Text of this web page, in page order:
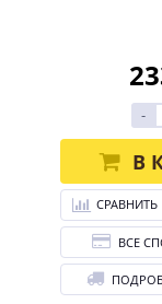
-
В
СРАВНИТЬ
ВСЕ